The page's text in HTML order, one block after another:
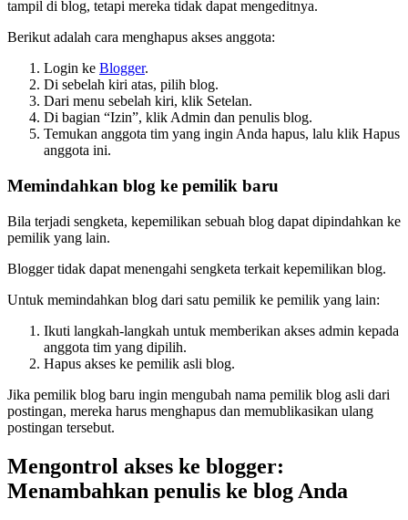
tampil di blog, tetapi mereka tidak dapat mengeditnya.
Berikut adalah cara menghapus akses anggota:
Login ke Blogger.
Di sebelah kiri atas, pilih blog.
Dari menu sebelah kiri, klik Setelan.
Di bagian “Izin”, klik Admin dan penulis blog.
Temukan anggota tim yang ingin Anda hapus, lalu klik Hapus
anggota ini.
Memindahkan blog ke pemilik baru
Bila terjadi sengketa, kepemilikan sebuah blog dapat dipindahkan ke
pemilik yang lain.
Blogger tidak dapat menengahi sengketa terkait kepemilikan blog.
Untuk memindahkan blog dari satu pemilik ke pemilik yang lain:
Ikuti langkah-langkah untuk memberikan akses admin kepada
anggota tim yang dipilih.
Hapus akses ke pemilik asli blog.
Jika pemilik blog baru ingin mengubah nama pemilik blog asli dari
postingan, mereka harus menghapus dan memublikasikan ulang
postingan tersebut.
Mengontrol akses ke blogger:
Menambahkan penulis ke blog Anda